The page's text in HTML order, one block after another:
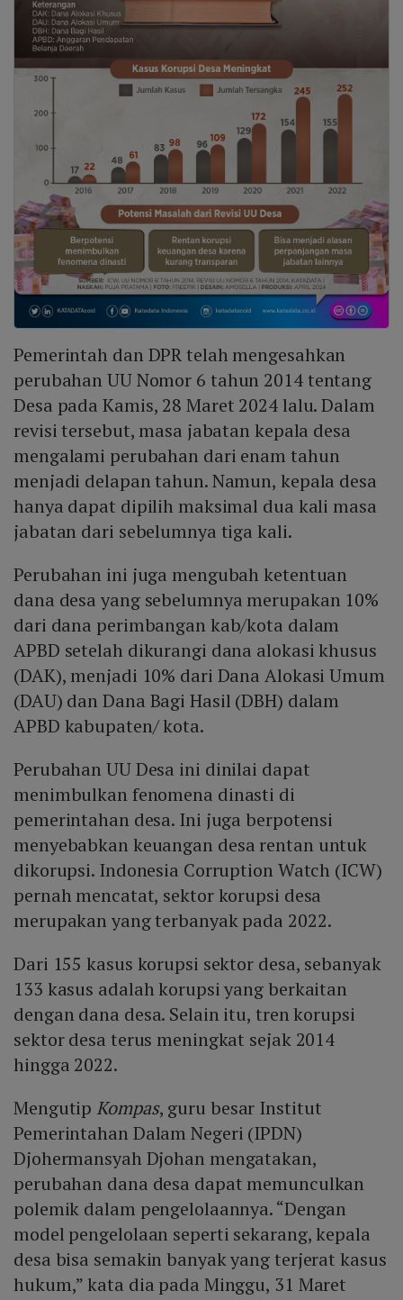
Pemerintah dan DPR telah mengesahkan
perubahan UU Nomor 6 tahun 2014 tentang
Desa pada Kamis, 28 Maret 2024 lalu. Dalam
revisi tersebut, masa jabatan kepala desa
mengalami perubahan dari enam tahun
menjadi delapan tahun. Namun, kepala desa
hanya dapat dipilih maksimal dua kali masa
jabatan dari sebelumnya tiga kali.
Perubahan ini juga mengubah ketentuan
dana desa yang sebelumnya merupakan 10%
dari dana perimbangan kab/kota dalam
APBD setelah dikurangi dana alokasi khusus
(DAK), menjadi 10% dari Dana Alokasi Umum
(DAU) dan Dana Bagi Hasil (DBH) dalam
APBD kabupaten/ kota.
Perubahan UU Desa ini dinilai dapat
menimbulkan fenomena dinasti di
pemerintahan desa. Ini juga berpotensi
menyebabkan keuangan desa rentan untuk
dikorupsi. Indonesia Corruption Watch (ICW)
pernah mencatat, sektor korupsi desa
merupakan yang terbanyak pada 2022.
Dari 155 kasus korupsi sektor desa, sebanyak
133 kasus adalah korupsi yang berkaitan
dengan dana desa. Selain itu, tren korupsi
sektor desa terus meningkat sejak 2014
hingga 2022.
Mengutip Kompas, guru besar Institut
Pemerintahan Dalam Negeri (IPDN)
Djohermansyah Djohan mengatakan,
perubahan dana desa dapat memunculkan
polemik dalam pengelolaannya. “Dengan
model pengelolaan seperti sekarang, kepala
desa bisa semakin banyak yang terjerat kasus
hukum,” kata dia pada Minggu, 31 Maret